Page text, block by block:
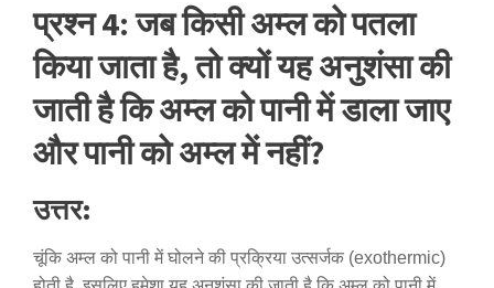
प्रश्न 4: जब किसी अम्ल को पतला
किया जाता है, तो क्यों यह अनुशंसा की
जाती है कि अम्ल को पानी में डाला जाए
और पानी को अम्ल में नहीं?
उत्तर:
चूंकि अम्ल को पानी में घोलने की प्रक्रिया उत्सर्जक (exothermic)